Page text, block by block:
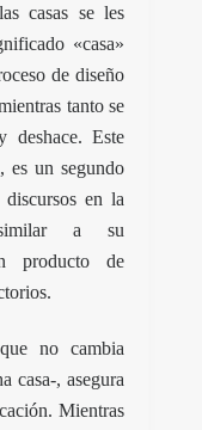
casas se les
«casa»
de diseño
tanto se
deshace. Este
es un segundo
en la
similar a su
producto de
no cambia
casa-, asegura
Mientras